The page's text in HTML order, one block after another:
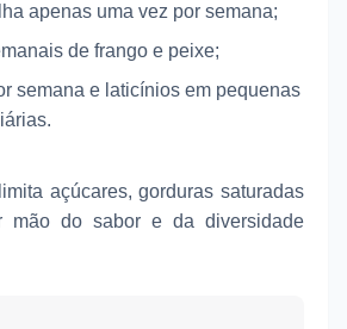
apenas uma vez por semana;
de frango e peixe;
semana e laticínios em pequenas
açúcares, gorduras saturadas
mão do sabor e da diversidade